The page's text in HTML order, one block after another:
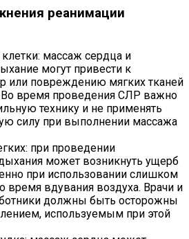
реанимации
массаж сердца и
могут привести к
или повреждению мягких тканей
Во время проведения СЛР важно
технику и не применять
силу при выполнении массажа
при проведении
может возникнуть ущерб
при использовании слишком
вдувания воздуха. Врачи и
должны быть осторожны
используемым при этой